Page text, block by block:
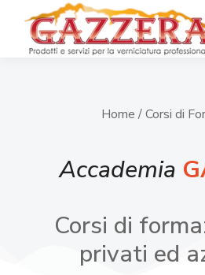
Home / Corsi di
Accademia
Corsi di
privati ed